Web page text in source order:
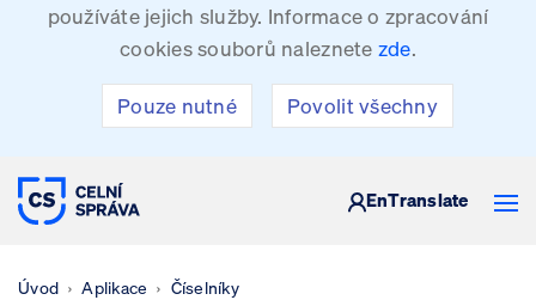
používáte jejich služby. Informace o zpracování
cookies souborů naleznete zde.
Pouze nutné Povolit všechny
CELNÍ SPRÁVA ČESKÉ REPUBLIKY
EnTranslate
Úvod Aplikace Číselníky